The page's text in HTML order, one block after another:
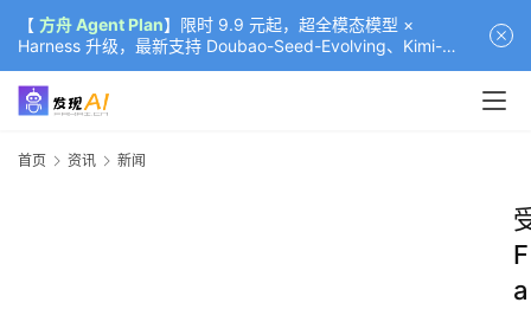
【 方舟 Agent Plan】限时 9.9 元起，超全模态模型 ×
Harness 升级，最新支持 Doubao-Seed-Evolving、Kimi-
K3（部分）、GLM-5.2
首页 资讯 新闻
F
a